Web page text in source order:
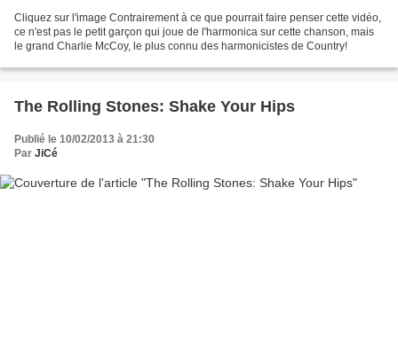
Cliquez sur l'image Contrairement à ce que pourrait faire penser cette vidéo,
ce n'est pas le petit garçon qui joue de l'harmonica sur cette chanson, mais
le grand Charlie McCoy, le plus connu des harmonicistes de Country!
The Rolling Stones: Shake Your Hips
Publié le 10/02/2013 à 21:30
Par JiCé